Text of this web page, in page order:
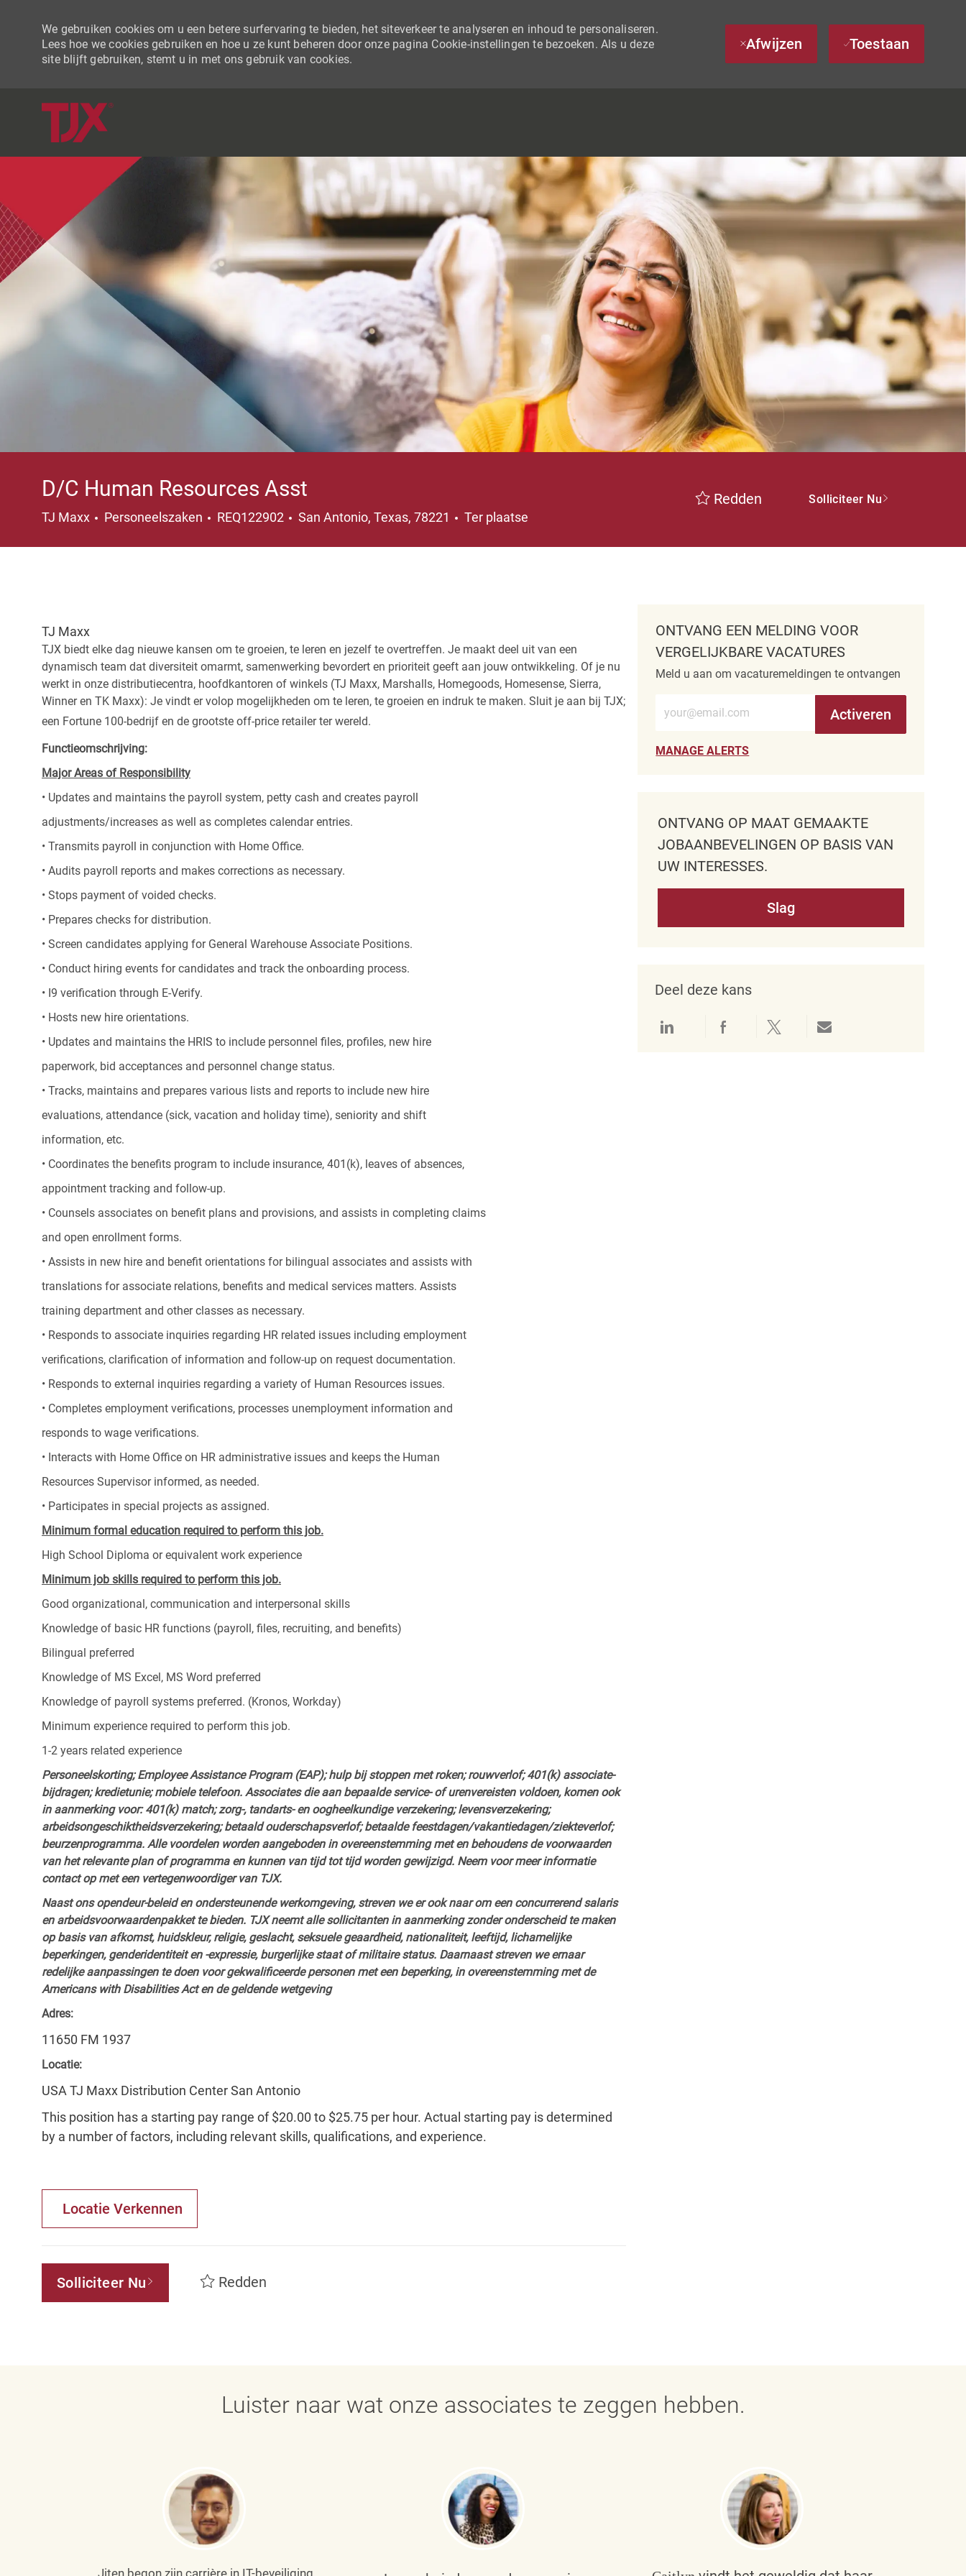
We gebruiken cookies om u een betere surfervaring te bieden, het siteverkeer te analyseren en inhoud te personaliseren.
Lees hoe we cookies gebruiken en hoe u ze kunt beheren door onze pagina Cookie-instellingen te bezoeken. Als u deze
site blijft gebruiken, stemt u in met ons gebruik van cookies.
Afwijzen Toestaan
D/C Human Resources Asst
TJ Maxx Categorie
Personeelszaken REQ122902 Plaats
San Antonio, Texas, 78221 Ter plaatse
Redden Solliciteer Nu
TJ Maxx
TJX biedt elke dag nieuwe kansen om te groeien, te leren en jezelf te overtreffen. Je maakt deel uit van een
dynamisch team dat diversiteit omarmt, samenwerking bevordert en prioriteit geeft aan jouw ontwikkeling. Of je nu
werkt in onze distributiecentra, hoofdkantoren of winkels (TJ Maxx, Marshalls, Homegoods, Homesense, Sierra,
Winner en TK Maxx): Je vindt er volop mogelijkheden om te leren, te groeien en indruk te maken. Sluit je aan bij TJX;
een Fortune 100-bedrijf en de grootste off-price retailer ter wereld.
Functieomschrijving:
Major Areas of Responsibility
• Updates and maintains the payroll system, petty cash and creates payroll
adjustments/increases as well as completes calendar entries.
• Transmits payroll in conjunction with Home Office.
• Audits payroll reports and makes corrections as necessary.
• Stops payment of voided checks.
• Prepares checks for distribution.
• Screen candidates applying for General Warehouse Associate Positions.
• Conduct hiring events for candidates and track the onboarding process.
• I9 verification through E-Verify.
• Hosts new hire orientations.
• Updates and maintains the HRIS to include personnel files, profiles, new hire
paperwork, bid acceptances and personnel change status.
• Tracks, maintains and prepares various lists and reports to include new hire
evaluations, attendance (sick, vacation and holiday time), seniority and shift
information, etc.
• Coordinates the benefits program to include insurance, 401(k), leaves of absences,
appointment tracking and follow-up.
• Counsels associates on benefit plans and provisions, and assists in completing claims
and open enrollment forms.
• Assists in new hire and benefit orientations for bilingual associates and assists with
translations for associate relations, benefits and medical services matters. Assists
training department and other classes as necessary.
• Responds to associate inquiries regarding HR related issues including employment
verifications, clarification of information and follow-up on request documentation.
• Responds to external inquiries regarding a variety of Human Resources issues.
• Completes employment verifications, processes unemployment information and
responds to wage verifications.
• Interacts with Home Office on HR administrative issues and keeps the Human
Resources Supervisor informed, as needed.
• Participates in special projects as assigned.
Minimum formal education required to perform this job.
High School Diploma or equivalent work experience
Minimum job skills required to perform this job.
Good organizational, communication and interpersonal skills
Knowledge of basic HR functions (payroll, files, recruiting, and benefits)
Bilingual preferred
Knowledge of MS Excel, MS Word preferred
Knowledge of payroll systems preferred. (Kronos, Workday)
Minimum experience required to perform this job.
1-2 years related experience
Personeelskorting; Employee Assistance Program (EAP); hulp bij stoppen met roken; rouwverlof; 401(k) associate-
bijdragen; kredietunie; mobiele telefoon. Associates die aan bepaalde service- of urenvereisten voldoen, komen ook
in aanmerking voor: 401(k) match; zorg-, tandarts- en oogheelkundige verzekering; levensverzekering;
arbeidsongeschiktheidsverzekering; betaald ouderschapsverlof; betaalde feestdagen/vakantiedagen/ziekteverlof;
beurzenprogramma. Alle voordelen worden aangeboden in overeenstemming met en behoudens de voorwaarden
van het relevante plan of programma en kunnen van tijd tot tijd worden gewijzigd. Neem voor meer informatie
contact op met een vertegenwoordiger van TJX.
Naast ons opendeur-beleid en ondersteunende werkomgeving, streven we er ook naar om een concurrerend salaris
en arbeidsvoorwaardenpakket te bieden. TJX neemt alle sollicitanten in aanmerking zonder onderscheid te maken
op basis van afkomst, huidskleur, religie, geslacht, seksuele geaardheid, nationaliteit, leeftijd, lichamelijke
beperkingen, genderidentiteit en -expressie, burgerlijke staat of militaire status. Daarnaast streven we ernaar
redelijke aanpassingen te doen voor gekwalificeerde personen met een beperking, in overeenstemming met de
Americans with Disabilities Act en de geldende wetgeving
Adres:
11650 FM 1937
Locatie:
USA TJ Maxx Distribution Center San Antonio
This position has a starting pay range of $20.00 to $25.75 per hour. Actual starting pay is determined
by a number of factors, including relevant skills, qualifications, and experience.
Locatie Verkennen
Solliciteer Nu Redden
ONTVANG EEN MELDING VOOR
VERGELIJKBARE VACATURES
Meld u aan om vacaturemeldingen te ontvangen
Activeren
MANAGE ALERTS
ONTVANG OP MAAT GEMAAKTE
JOBAANBEVELINGEN OP BASIS VAN
UW INTERESSES.
Slag
Deel deze kans
Delen via LinkedInDelen via Facebook
Delen via twitterDelen via e-mail
Luister naar wat onze associates te zeggen hebben.